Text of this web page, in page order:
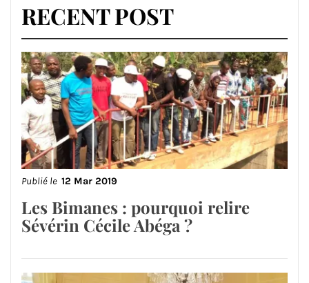
RECENT POST
Publié le 12 Mar 2019
Les Bimanes : pourquoi relire
Sévérin Cécile Abéga ?